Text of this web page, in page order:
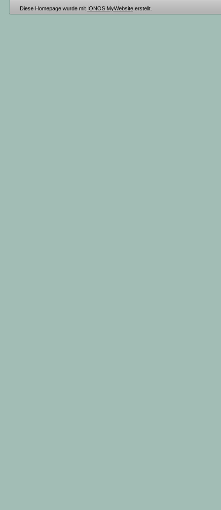
Diese Homepage wurde mit IONOS MyWebsite erstellt.